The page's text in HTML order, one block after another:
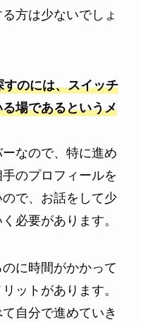
方は少ないでしょ
すのには、スイッチ
場であるというメ
なので、特に進め
のプロフィールを
で、お話をして少
必要があります。
に時間がかかって
ットがあります。
自分で進めていき